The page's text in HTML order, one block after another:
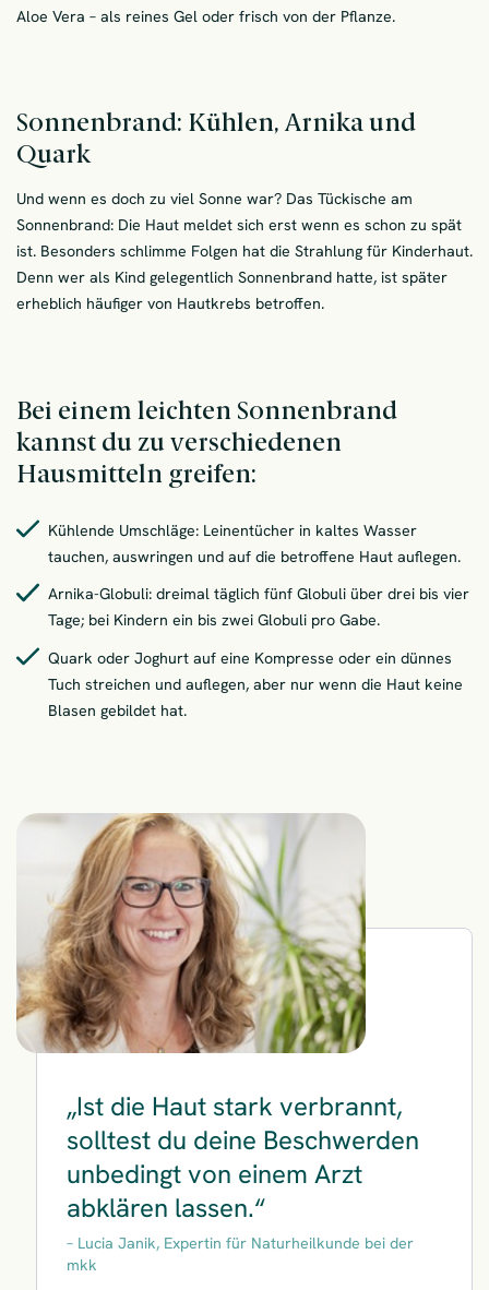
Aloe Vera – als reines Gel oder frisch von der Pflanze.
Sonnenbrand: Kühlen, Arnika und
Quark
Und wenn es doch zu viel Sonne war? Das Tückische am
Sonnenbrand: Die Haut meldet sich erst wenn es schon zu spät
ist. Besonders schlimme Folgen hat die Strahlung für Kinderhaut.
Denn wer als Kind gelegentlich Sonnenbrand hatte, ist später
erheblich häufiger von Hautkrebs betroffen.
Bei einem leichten Sonnenbrand
kannst du zu verschiedenen
Hausmitteln greifen:
Kühlende Umschläge: Leinentücher in kaltes Wasser
tauchen, auswringen und auf die betroffene Haut auflegen.
Arnika-Globuli: dreimal täglich fünf Globuli über drei bis vier
Tage; bei Kindern ein bis zwei Globuli pro Gabe.
Quark oder Joghurt auf eine Kompresse oder ein dünnes
Tuch streichen und auflegen, aber nur wenn die Haut keine
Blasen gebildet hat.
Ist die Haut stark verbrannt,
solltest du deine Beschwerden
unbedingt von einem Arzt
abklären lassen.
Lucia Janik, Expertin für Naturheilkunde bei der
mkk